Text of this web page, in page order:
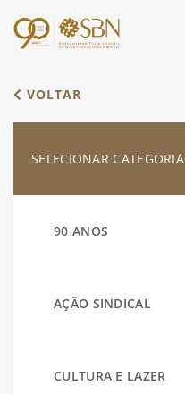
VOLTAR
SELECIONAR CATEGORIA
90 ANOS
AÇÃO SINDICAL
CULTURA E LAZER